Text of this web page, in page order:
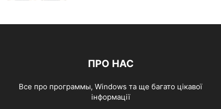
ПРО НАС
Все про программы, Windows та ще багато цікавої
інформації